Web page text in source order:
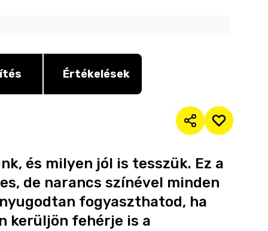
Értékelések
és milyen jól is tesszük. Ez a
de narancs színével minden
fogyaszthatod, ha
kerüljön fehérje is a